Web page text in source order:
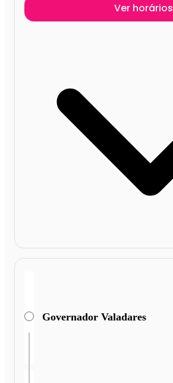
Ver horários
Governador Valadares